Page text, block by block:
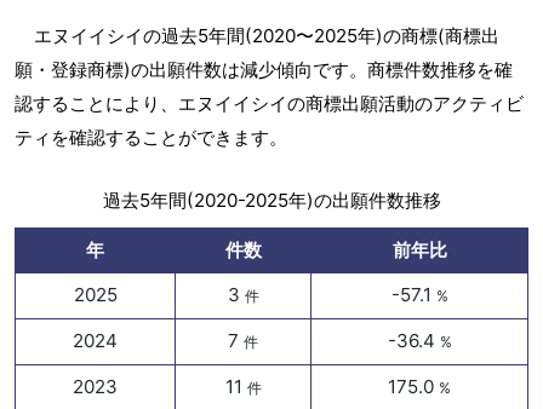
エヌイイシイの過去5年間(2020〜2025年)の商標(商標出
願・登録商標)の出願件数は減少傾向です。商標件数推移を確
認することにより、エヌイイシイの商標出願活動のアクティビ
ティを確認することができます。
過去5年間(2020-2025年)の出願件数推移
年 件数
前年比
2025
3 件 -57.1 %
2024 7 件 -36.4 %
2023 11 件 175.0 %